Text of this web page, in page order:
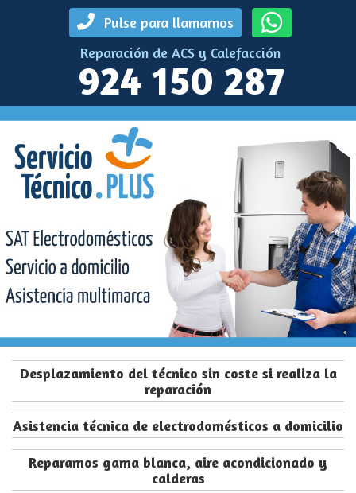
Pulse para llamarnos
Reparación de ACS y Calefacción
924 150 287
Desplazamiento del técnico sin coste si realiza la
reparación
Asistencia técnica de electrodomésticos a domicilio
Reparamos gama blanca, aire acondicionado y
calderas